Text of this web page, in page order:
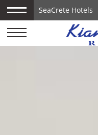
SeaCrete Hotels